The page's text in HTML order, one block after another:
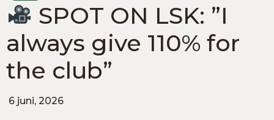
SPOT ON LSK: ”I
always give 110% for
the club”
6 juni, 2026